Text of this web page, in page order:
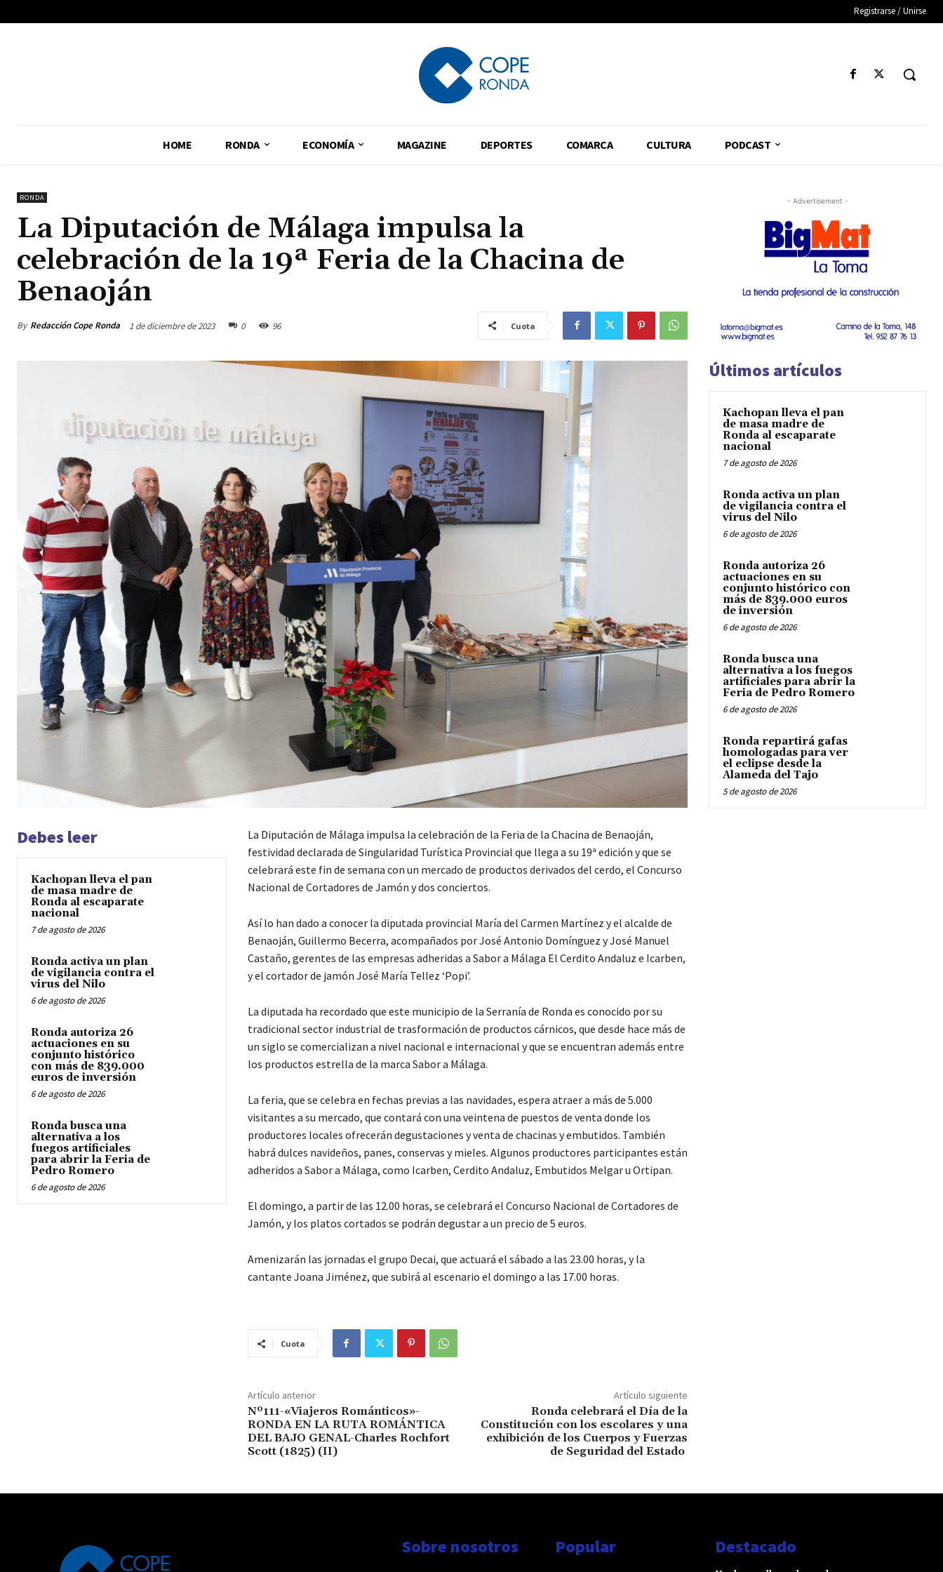
Registrarse / Unirse
HOME RONDA ECONOMÍA MAGAZINE DEPORTES COMARCA CULTURA PODCAST
RONDA
La Diputación de Málaga impulsa la
celebración de la 19ª Feria de la Chacina de
Benaoján
By Redacción Cope Ronda 1 de diciembre de 2023 0 96 Cuota
Debes leer
Kachopan lleva el pan
de masa madre de
Ronda al escaparate
nacional
7 de agosto de 2026
Ronda activa un plan
de vigilancia contra el
virus del Nilo
6 de agosto de 2026
Ronda autoriza 26
actuaciones en su
conjunto histórico
con más de 839.000
euros de inversión
6 de agosto de 2026
Ronda busca una
alternativa a los
fuegos artificiales
para abrir la Feria de
Pedro Romero
6 de agosto de 2026
La Diputación de Málaga impulsa la celebración de la Feria de la Chacina de Benaoján,
festividad declarada de Singularidad Turística Provincial que llega a su 19ª edición y que se
celebrará este fin de semana con un mercado de productos derivados del cerdo, el Concurso
Nacional de Cortadores de Jamón y dos conciertos.
Así lo han dado a conocer la diputada provincial María del Carmen Martínez y el alcalde de
Benaoján, Guillermo Becerra, acompañados por José Antonio Domínguez y José Manuel
Castaño, gerentes de las empresas adheridas a Sabor a Málaga El Cerdito Andaluz e Icarben,
y el cortador de jamón José María Tellez ‘Popi’.
La diputada ha recordado que este municipio de la Serranía de Ronda es conocido por su
tradicional sector industrial de trasformación de productos cárnicos, que desde hace más de
un siglo se comercializan a nivel nacional e internacional y que se encuentran además entre
los productos estrella de la marca Sabor a Málaga.
La feria, que se celebra en fechas previas a las navidades, espera atraer a más de 5.000
visitantes a su mercado, que contará con una veintena de puestos de venta donde los
productores locales ofrecerán degustaciones y venta de chacinas y embutidos. También
habrá dulces navideños, panes, conservas y mieles. Algunos productores participantes están
adheridos a Sabor a Málaga, como Icarben, Cerdito Andaluz, Embutidos Melgar u Ortipan.
El domingo, a partir de las 12.00 horas, se celebrará el Concurso Nacional de Cortadores de
Jamón, y los platos cortados se podrán degustar a un precio de 5 euros.
Amenizarán las jornadas el grupo Decai, que actuará el sábado a las 23.00 horas, y la
cantante Joana Jiménez, que subirá al escenario el domingo a las 17.00 horas.
Cuota
Artículo anterior
Nº111-«Viajeros Románticos»-
RONDA EN LA RUTA ROMÁNTICA
DEL BAJO GENAL-Charles Rochfort
Scott (1825) (II)
Artículo siguiente
Ronda celebrará el Día de la
Constitución con los escolares y una
exhibición de los Cuerpos y Fuerzas
de Seguridad del Estado
- Advertisement -
Últimos artículos
Kachopan lleva el pan
de masa madre de
Ronda al escaparate
nacional
7 de agosto de 2026
Ronda activa un plan
de vigilancia contra el
virus del Nilo
6 de agosto de 2026
Ronda autoriza 26
actuaciones en su
conjunto histórico con
más de 839.000 euros
de inversión
6 de agosto de 2026
Ronda busca una
alternativa a los fuegos
artificiales para abrir la
Feria de Pedro Romero
6 de agosto de 2026
Ronda repartirá gafas
homologadas para ver
el eclipse desde la
Alameda del Tajo
5 de agosto de 2026
Sobre nosotros Popular Destacado